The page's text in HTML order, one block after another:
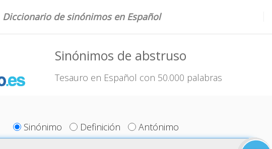
Diccionario de sinónimos en Español
Sinónimos de abstruso
Tesauro en Español con 50.000 palabras
Sinónimo Definición Antónimo